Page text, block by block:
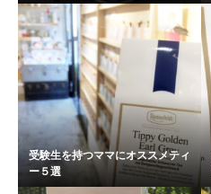
受験生を持つママにオススメティ
ー５選